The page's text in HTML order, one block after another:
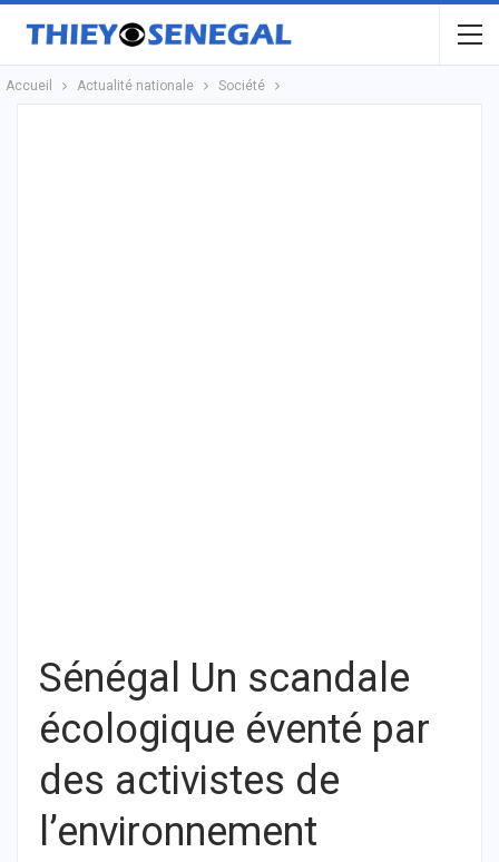
Accueil Actualité nationale Société
Sénégal Un scandale
écologique éventé par
des activistes de
l’environnement